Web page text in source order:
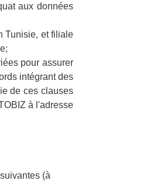
aux données
Tunisie, et filiale
pour assurer
intégrant des
de ces clauses
à l'adresse
(à